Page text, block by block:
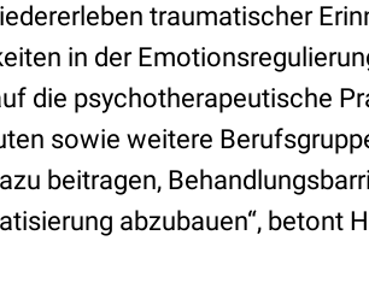
traumatischer
in der
die psychotherapeutische
sowie weitere
beitragen,
abzubauen“, betont